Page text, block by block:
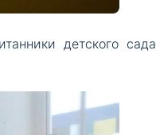
детского сада